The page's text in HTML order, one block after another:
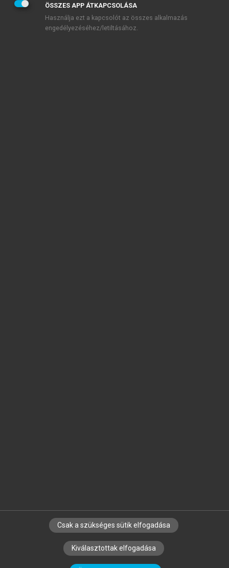
SZERZŐKNEK CÉGEKNEK KÖNYVTÁROSOKNAK
SZERKESZTÉSI ÉS LEKTORÁLÁSI ALAPELVEK
ÖSSZES APP ÁTKAPCSOLÁSA
Használja ezt a kapcsolót az összes alkalmazás
engedélyezéséhez/letiltásához.
Csak a szükséges sütik elfogadása
Kiválasztottak elfogadása